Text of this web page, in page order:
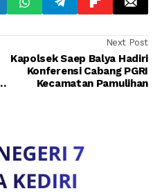
Next Post
Kapolsek Saep Balya Hadiri
Konferensi Cabang PGRI
Kecamatan Pamulihan